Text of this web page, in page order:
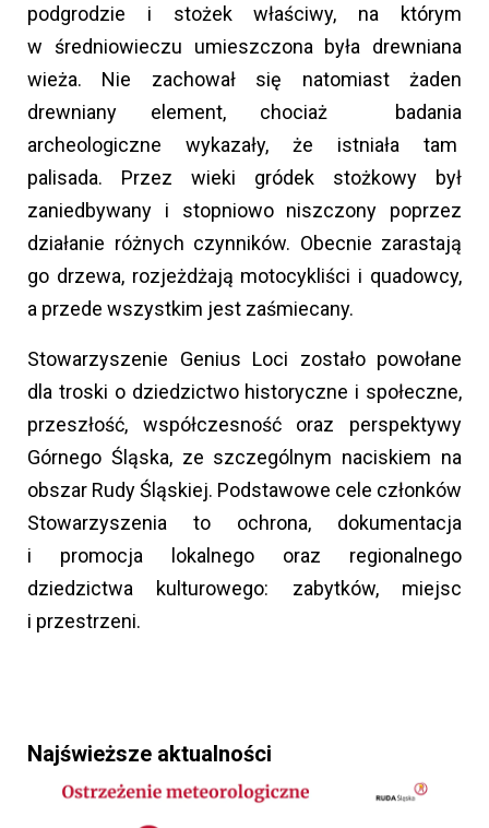
podgrodzie i stożek właściwy, na którym
w średniowieczu umieszczona była drewniana
wieża. Nie zachował się natomiast żaden
drewniany element, chociaż badania
archeologiczne wykazały, że istniała tam
palisada. Przez wieki gródek stożkowy był
zaniedbywany i stopniowo niszczony poprzez
działanie różnych czynników. Obecnie zarastają
go drzewa, rozjeżdżają motocykliści i quadowcy,
a przede wszystkim jest zaśmiecany.
Stowarzyszenie Genius Loci zostało powołane
dla troski o dziedzictwo historyczne i społeczne,
przeszłość, współczesność oraz perspektywy
Górnego Śląska, ze szczególnym naciskiem na
obszar Rudy Śląskiej. Podstawowe cele członków
Stowarzyszenia to ochrona, dokumentacja
i promocja lokalnego oraz regionalnego
dziedzictwa kulturowego: zabytków, miejsc
i przestrzeni.
Najświeższe aktualności